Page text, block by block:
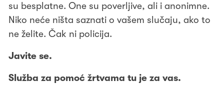
su besplatne. One su poverljive, ali i anonimne.
Niko neće ništa saznati o vašem slučaju, ako to
ne želite. Čak ni policija.
Javite se.
Služba za pomoć žrtvama tu je za vas.